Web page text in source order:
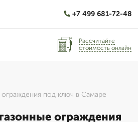
+7 499 681-72-48
Рассчитайте
стоимость онлайн
под ключ в Самаре
ограждения